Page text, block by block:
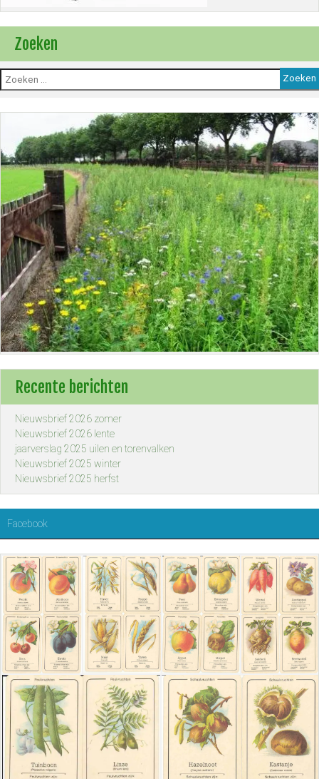
Zoeken
Zoeken
naar:
Recente berichten
Nieuwsbrief 2026 zomer
Nieuwsbrief 2026 lente
jaarverslag 2025 uilen en torenvalken
Nieuwsbrief 2025 winter
Nieuwsbrief 2025 herfst
Facebook